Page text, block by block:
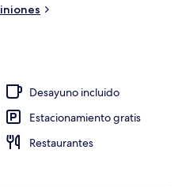
Desayuno incluido
Estacionamiento gratis
Restaurantes